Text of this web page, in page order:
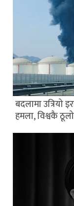
बदलामा उत्रियो
हमला, विश्वकै ठूलो